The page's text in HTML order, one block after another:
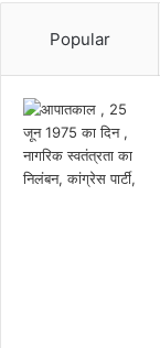
Popular